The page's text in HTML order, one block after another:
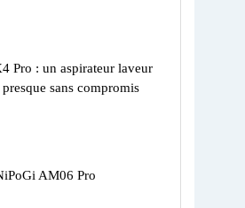
Pro : un aspirateur laveur
sans compromis
AM06 Pro